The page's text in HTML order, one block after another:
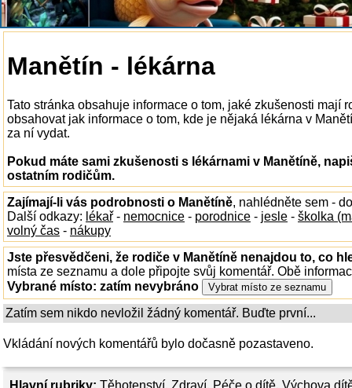
Hlavní rubriky: Těhotenství, Zdraví, Péče o dítě, Výchova
Manětín - lékárna
Tato stránka obsahuje informace o tom, jaké zkušenosti mají
obsahovat jak informace o tom, kde je nějaká lékárna v
za ní vydat.
Pokud máte sami zkušenosti s lékárnami v Manětíně,
ostatním rodičům.
Zajímají-li vás podrobnosti o Manětíně, nahlédněte sem -
Další odkazy: lékař - nemocnice - porodnice - jesle - školka
volný čas - nákupy
Jste přesvědčeni, že rodiče v Manětíně nenajdou to, co
místa ze seznamu a dole připojte svůj komentář. Obě
Vybrané místo: zatím nevybráno
Zatím sem nikdo nevložil žádný komentář. Buďte první...
Vkládání nových komentářů bylo dočasně pozastaveno.